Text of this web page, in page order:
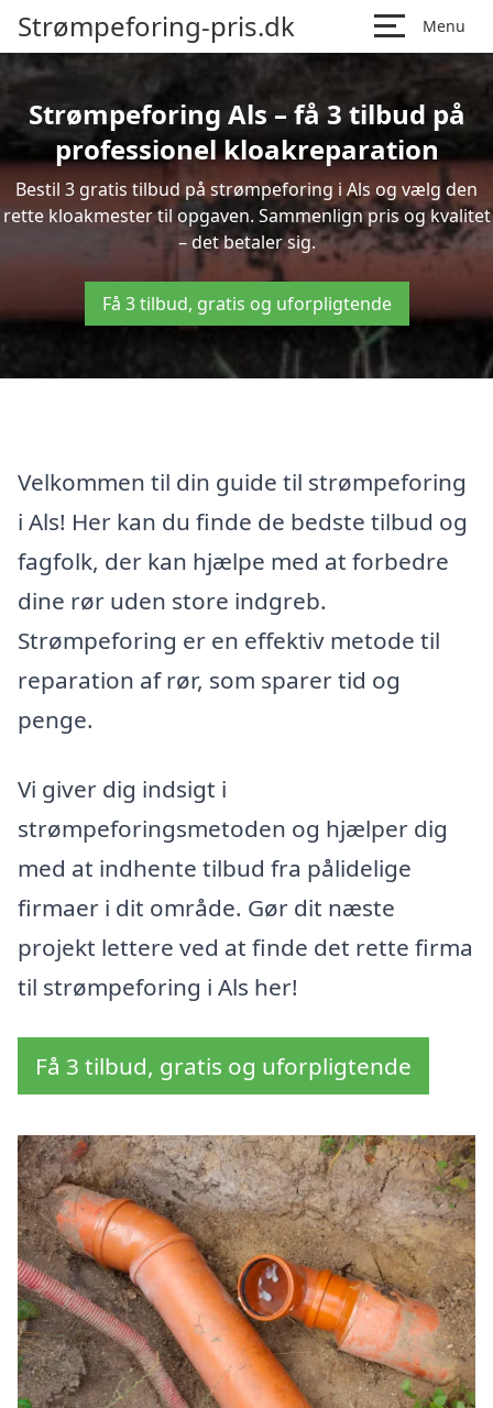
Strømpeforing-pris.dk Menu
Strømpeforing Als – få 3 tilbud på
professionel kloakreparation
Bestil 3 gratis tilbud på strømpeforing i Als og vælg den
rette kloakmester til opgaven. Sammenlign pris og kvalitet
– det betaler sig.
Få 3 tilbud, gratis og uforpligtende
Velkommen til din guide til strømpeforing
i Als! Her kan du finde de bedste tilbud og
fagfolk, der kan hjælpe med at forbedre
dine rør uden store indgreb.
Strømpeforing er en effektiv metode til
reparation af rør, som sparer tid og
penge.
Vi giver dig indsigt i
strømpeforingsmetoden og hjælper dig
med at indhente tilbud fra pålidelige
firmaer i dit område. Gør dit næste
projekt lettere ved at finde det rette firma
til strømpeforing i Als her!
Få 3 tilbud, gratis og uforpligtende